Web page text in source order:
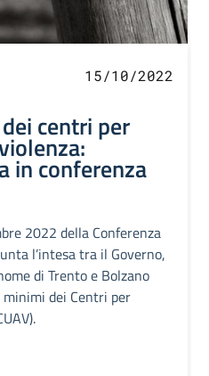
15/10/2022
centri per
in conferenza
2022 della Conferenza
l’intesa tra il Governo,
di Trento e Bolzano
dei Centri per